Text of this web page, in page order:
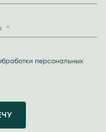
*
персональных